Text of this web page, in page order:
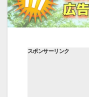
スポンサーリンク